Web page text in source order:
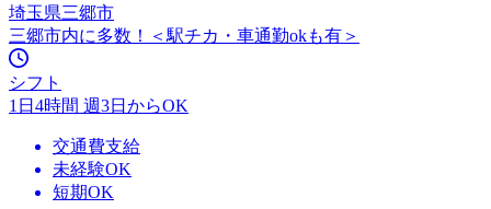
埼玉県三郷市
三郷市内に多数！＜駅チカ・車通勤okも有＞
シフト
1日4時間 週3日からOK
交通費支給
未経験OK
短期OK